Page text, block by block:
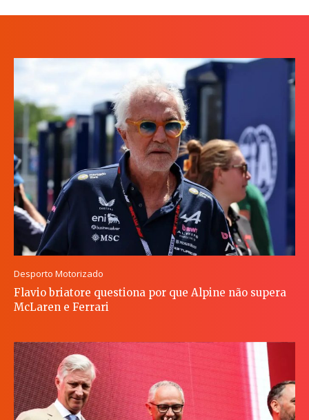
Desporto Motorizado
Flavio briatore questiona por que Alpine não supera
McLaren e Ferrari